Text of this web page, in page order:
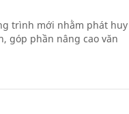
trình mới nhằm phát huy
góp phần nâng cao văn